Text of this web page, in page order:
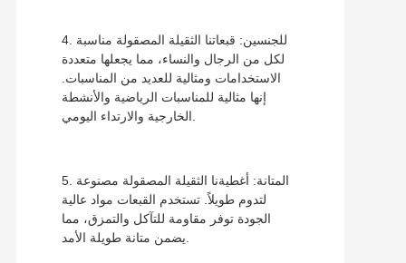
4. للجنسين: قبعاتنا الثقيلة المصقولة مناسبة
لكل من الرجال والنساء، مما يجعلها متعددة
الاستخدامات ومثالية للعديد من المناسبات.
إنها مثالية للمناسبات الرياضية والأنشطة
5. المتانة: أغطيةنا الثقيلة المصقولة مصنوعة
لتدوم طويلاً. تستخدم القبعات مواد عالية
الجودة توفر مقاومة للتآكل والتمزق، مما